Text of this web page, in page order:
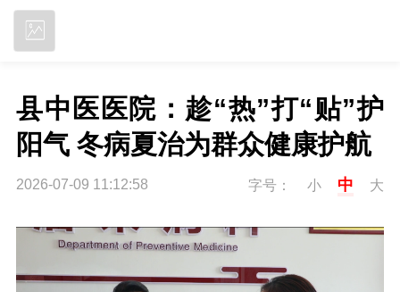
县中医医院：趁“热”打“贴”护
阳气 冬病夏治为群众健康护航
2026-07-09 11:12:58 字号： 小 中 大